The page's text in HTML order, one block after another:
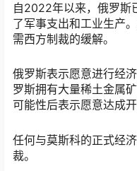
自2022年以来，俄罗斯
了军事支出和工业生产
需西方制裁的缓解。
俄罗斯表示愿意进行经
罗斯拥有大量稀土金属
可能性后表示愿意达成
任何与莫斯科的正式经
裁。